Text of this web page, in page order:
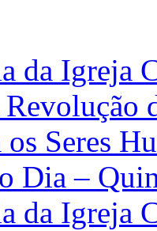
da Igreja
Seres
Dia –
da Igreja